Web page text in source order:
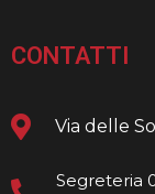
CONTATTI
Via delle
Segreteria